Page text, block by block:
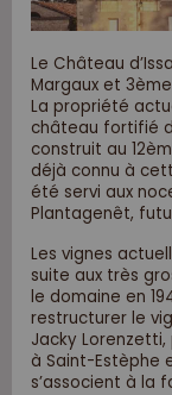
Le Château
Margaux et
La propriété
château fortifié
construit au
déjà connu à
été servi aux
Plantagenêt, futur
Les vignes
suite aux très
le domaine en
restructurer le
Jacky
à Saint-Estèphe
s’associent à la